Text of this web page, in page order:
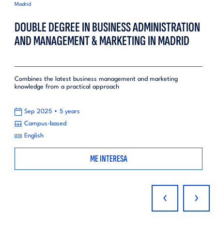
Madrid
DOUBLE DEGREE IN BUSINESS ADMINISTRATION
AND MANAGEMENT & MARKETING IN MADRID
Combines the latest business management and marketing
knowledge from a practical approach
Sep 2025 • 5 years
Campus-based
English
ME INTERESA
‹ ›